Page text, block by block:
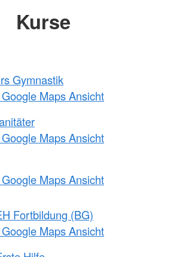
Kurse
Gymnastik
Maps Ansicht
Maps Ansicht
Maps Ansicht
Fortbildung (BG)
Maps Ansicht